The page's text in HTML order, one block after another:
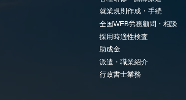
就業規則作成・手続
全国WEB労務顧問・相談
採用時適性検査
助成金
派遣・職業紹介
行政書士業務